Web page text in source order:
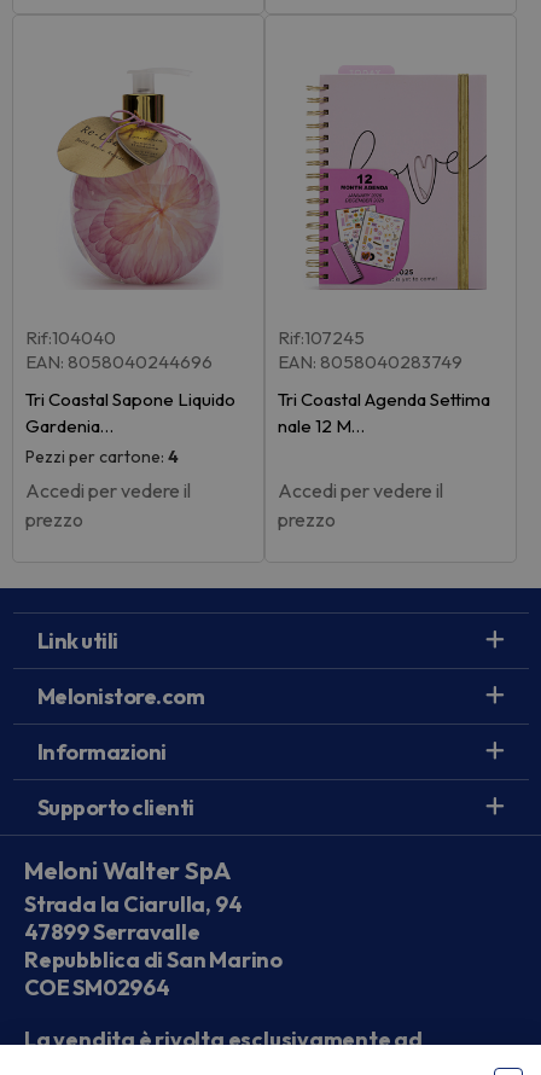
Rif:104040
EAN: 8058040244696
Tri Coastal Sapone Liquido
Gardenia…
Pezzi per cartone: 4
Accedi per vedere il
prezzo
Rif:107245
EAN: 8058040283749
Tri Coastal Agenda Settima
nale 12 M…
Accedi per vedere il
prezzo
Link utili
Melonistore.com
Informazioni
Supporto clienti
Meloni Walter SpA
Strada la Ciarulla, 94
47899 Serravalle
Repubblica di San Marino
COE SM02964
La vendita è rivolta esclusivamente ad